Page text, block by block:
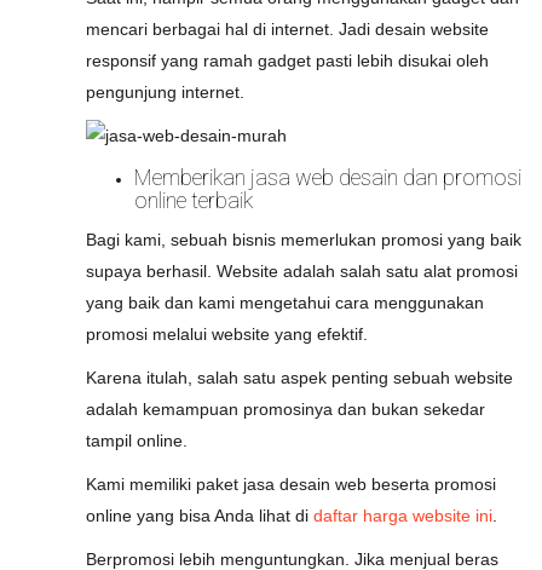
mencari berbagai hal di internet. Jadi desain website
responsif yang ramah gadget pasti lebih disukai oleh
pengunjung internet.
Memberikan jasa web desain dan promosi
online terbaik
Bagi kami, sebuah bisnis memerlukan promosi yang baik
supaya berhasil. Website adalah salah satu alat promosi
yang baik dan kami mengetahui cara menggunakan
promosi melalui website yang efektif.
Karena itulah, salah satu aspek penting sebuah website
adalah kemampuan promosinya dan bukan sekedar
tampil online.
Kami memiliki paket jasa desain web beserta promosi
online yang bisa Anda lihat di daftar harga website ini
Berpromosi lebih menguntungkan. Jika menjual beras